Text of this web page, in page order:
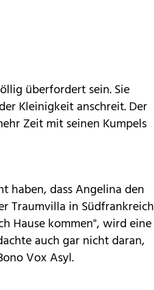
überfordert sein. Sie
Kleinigkeit anschreit. Der
Zeit mit seinen Kumpels
haben, dass Angelina den
Traumvilla in Südfrankreich
Hause kommen", wird eine
auch gar nicht daran,
Vox Asyl.